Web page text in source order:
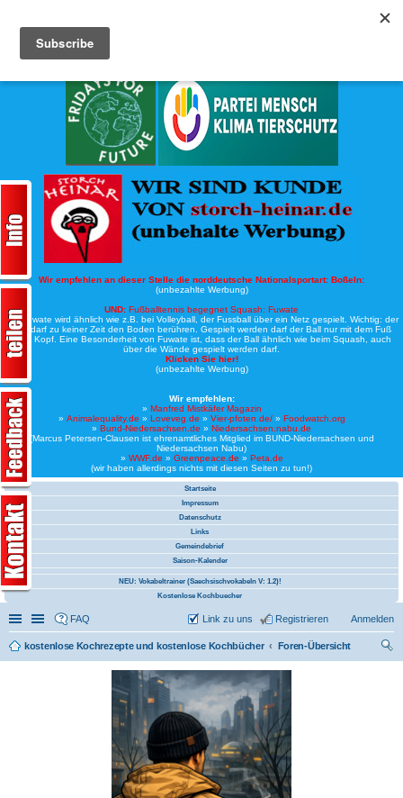
Wir empfehlen an dieser Stelle die norddeutsche Nationalsportart: Boßeln:
(unbezahlte Werbung)
UND: Fußballtennis begegnet Squash: Fuwate
Bei Fuwate wird ähnlich wie z.B. bei Volleyball, der Fussball über ein Netz gespielt. Wichtig: der
Ball darf zu keiner Zeit den Boden berühren. Gespielt werden darf der Ball nur mit dem Fuß
oder Kopf. Eine Besonderheit von Fuwate ist, dass der Ball ähnlich wie beim Squash, auch
über die Wände gespielt werden darf.
Klicken Sie hier!
(unbezahlte Werbung)
Wir empfehlen:
» Manfred Mistkäfer Magazin
» Animalequality.de » Loveveg.de » Vier-pfoten.de/» Foodwatch.org
» Bund-Niedersachsen.de » Niedersachsen.nabu.de
(Marcus Petersen-Clausen ist ehrenamtliches Mitglied im BUND-Niedersachsen und
Niedersachsen Nabu)
» WWF.de » Greenpeace.de » Peta.de
(wir haben allerdings nichts mit diesen Seiten zu tun!)
Startseite
Impressum
Datenschutz
Links
Gemeindebrief
Saison-Kalender
NEU: Vokabeltrainer (Saechsischvokabeln V: 1.2)!
Kostenlose Kochbuecher
Schnellzugriff
Linkliste
FAQ Anmelden
Registrieren
Link zu uns
kostenlose Kochrezepte und kostenlose Kochbücher
Foren-Übersicht